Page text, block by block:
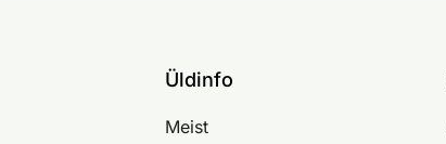
Üldinfo
Meist